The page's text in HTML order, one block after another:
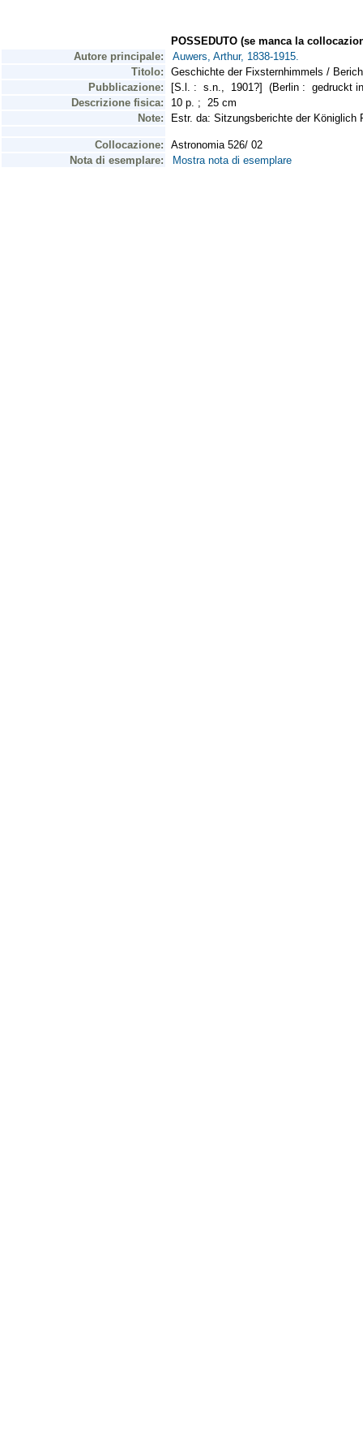
POSSEDUTO (se manca la
Autore principale:
Auwers, Arthur, 1838-1915.
Titolo:
Geschichte der Fixsternhimmels /
Pubblicazione:
[S.l. : s.n., 1901?] (Berlin : gedruckt
Descrizione fisica:
10 p. ; 25 cm
Note:
Estr. da: Sitzungsberichte der
Collocazione:
Astronomia 526/ 02
Nota di esemplare:
Mostra nota di esemplare